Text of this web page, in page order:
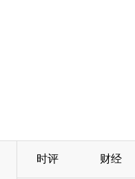
时评 财经